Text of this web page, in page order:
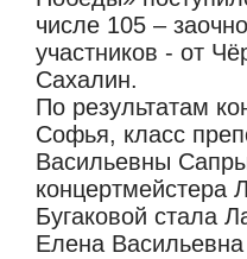
числе 105 –
участников - от
Сахалин.
По результатам
Софья, класс
Васильевны
Бугаковой стала
Елена